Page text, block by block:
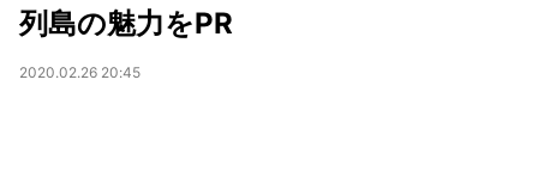
列島の魅力をPR
2020.02.26 20:45